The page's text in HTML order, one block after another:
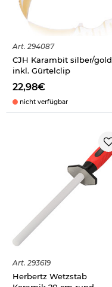
Art. 294087
CJH Karambit silber/gold
inkl. Gürtelclip
22,98€
nicht verfügbar
Art. 293619
Herbertz Wetzstab